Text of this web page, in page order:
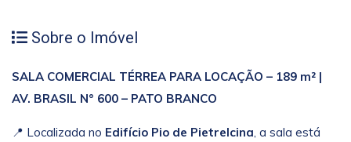
Sobre o Imóvel
SALA COMERCIAL TÉRREA PARA LOCAÇÃO – 189 m² |
AV. BRASIL N° 600 – PATO BRANCO
📍 Localizada no Edifício Pio de Pietrelcina, a sala está